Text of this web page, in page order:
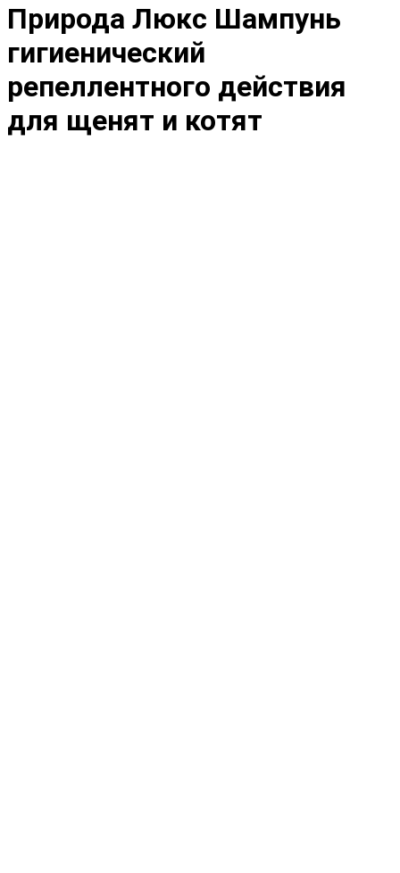
Природа Люкс Шампунь
гигиенический
репеллентного действия
для щенят и котят